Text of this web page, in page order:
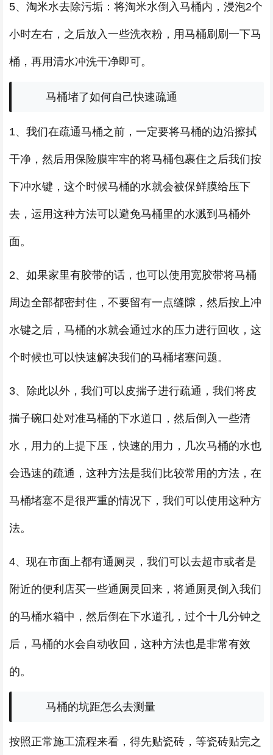
5、淘米水去除污垢：将淘米水倒入马桶内，浸泡2个
小时左右，之后放入一些洗衣粉，用马桶刷刷一下马
桶，再用清水冲洗干净即可。
马桶堵了如何自己快速疏通
1、我们在疏通马桶之前，一定要将马桶的边沿擦拭
干净，然后用保险膜牢牢的将马桶包裹住之后我们按
下冲水键，这个时候马桶的水就会被保鲜膜给压下
去，运用这种方法可以避免马桶里的水溅到马桶外
面。
2、如果家里有胶带的话，也可以使用宽胶带将马桶
周边全部都密封住，不要留有一点缝隙，然后按上冲
水键之后，马桶的水就会通过水的压力进行回收，这
个时候也可以快速解决我们的马桶堵塞问题。
3、除此以外，我们可以皮揣子进行疏通，我们将皮
揣子碗口处对准马桶的下水道口，然后倒入一些清
水，用力的上提下压，快速的用力，几次马桶的水也
会迅速的疏通，这种方法是我们比较常用的方法，在
马桶堵塞不是很严重的情况下，我们可以使用这种方
法。
4、现在市面上都有通厕灵，我们可以去超市或者是
附近的便利店买一些通厕灵回来，将通厕灵倒入我们
的马桶水箱中，然后倒在下水道孔，过个十几分钟之
后，马桶的水会自动收回，这种方法也是非常有效
的。
马桶的坑距怎么去测量
按照正常施工流程来看，得先贴瓷砖，等瓷砖贴完之